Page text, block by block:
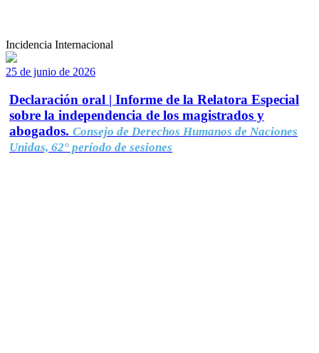
Incidencia Internacional
25 de junio de 2026
Declaración oral | Informe de la Relatora Especial
sobre la independencia de los magistrados y
abogados. Consejo de Derechos Humanos de Naciones
Unidas, 62° período de sesiones